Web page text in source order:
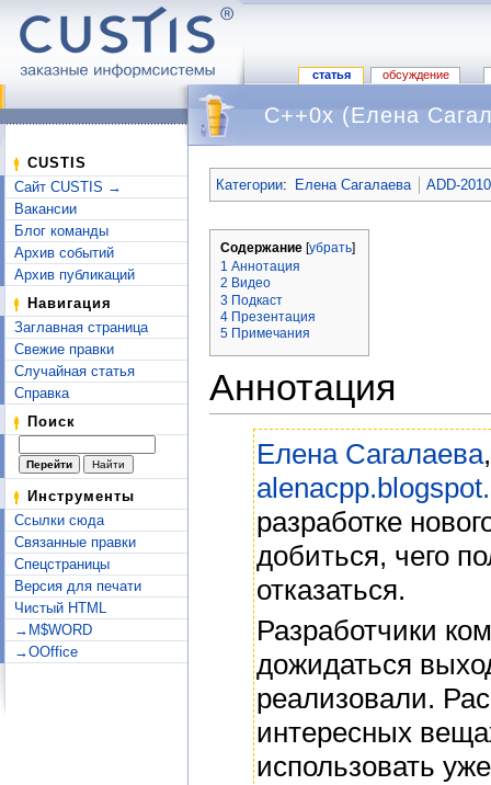
статья обсуждение
CUSTIS
Сайт CUSTIS →
Вакансии
Блог команды
Архив событий
Архив публикаций
Навигация
Заглавная страница
Свежие правки
Случайная статья
Справка
Поиск
Инструменты
Ссылки сюда
Связанные правки
Спецстраницы
Версия для печати
Чистый HTML
→M$WORD
→OOffice
C++0x (Елена
Категории: Елена Сагалаева ADD-2010
Содержание [убрать]
1 Аннотация
2 Видео
3 Подкаст
4 Презентация
5 Примечания
Аннотация
Елена Сагалаева
разработке
добиться, чего
отказаться.
Разработчики
дожидаться
реализовали.
интересных
использовать